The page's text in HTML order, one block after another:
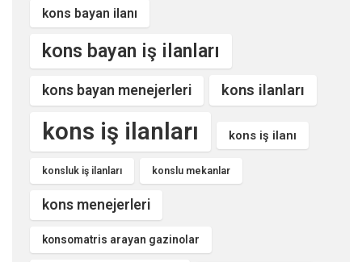
kons bayan ilanı
kons bayan iş ilanları
kons bayan menejerleri kons ilanları
kons iş ilanları kons iş ilanı
konsluk iş ilanları konslu mekanlar
kons menejerleri
konsomatris arayan gazinolar